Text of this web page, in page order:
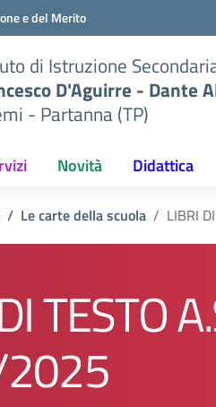
e del Merito
di Istruzione
D'Aguirre - Dante
- Partanna (TP)
Novità Didattica
Le carte della scuola LIBRI
TESTO